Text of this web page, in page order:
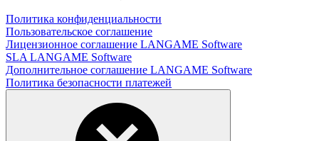
Политика конфиденциальности
Пользовательское соглашение
Лицензионное соглашение LANGAME Software
SLA LANGAME Software
Дополнительное соглашение LANGAME Software
Политика безопасности платежей